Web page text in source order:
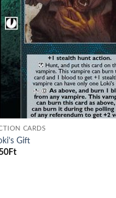
CARDS
Gift
Ft